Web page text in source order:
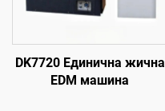
DK7720 Единична жична
EDM машина